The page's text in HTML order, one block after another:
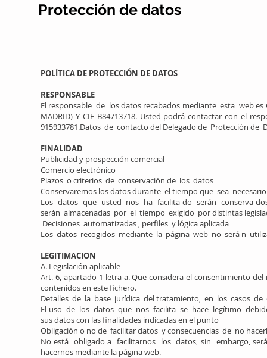
Protección de datos
POLÍTICA DE PROTECCIÓN DE DATOS
RESPONSABLE
El responsable de los datos recabados mediante esta web es
MADRID) Y CIF B84713718. Usted podrá contactar con el
915933781.Datos de contacto del Delegado de Protección de
FINALIDAD
Publicidad y prospección comercial
Comercio electrónico
Plazos o criterios de conservación de los datos
Conservaremos los datos durante el tiempo que sea
Los datos que usted nos ha facilita do serán conserva
serán almacenadas por el tiempo exigido por distintas
Decisiones automatizadas , perﬁles y lógica aplicada
Los datos recogidos mediante la página web no será n
LEGITIMACION
A. Legislación aplicable
Art. 6, apartado 1 letra a. Que considera el consentimiento
contenidos en este ﬁchero.
Detalles de la base jurídica del tratamiento, en los casos
El uso de los datos que nos facilita se hace legítimo
sus datos con las ﬁnalidades indicadas en el punto
Obligación o no de facilitar datos y consecuencias de no
No está obligado a facilitarnos los datos, sin embargo,
hacernos mediante la página web.